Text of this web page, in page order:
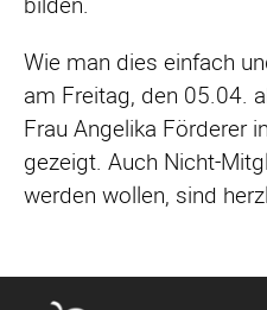
Wie man dies einfach
am Freitag, den 05.04.
Frau Angelika Förderer
gezeigt. Auch Nicht-
werden wollen, sind